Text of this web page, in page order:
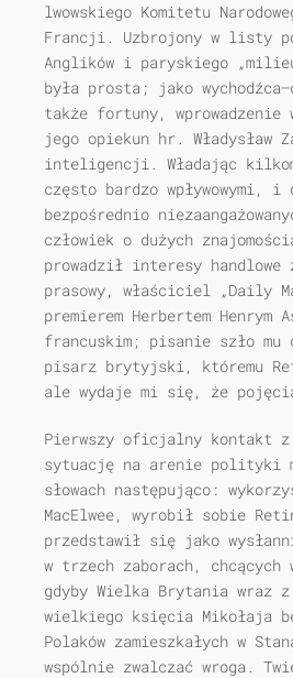
lwowskiego Komitetu
Francji. Uzbrojony w listy
Anglików i paryskiego
była prosta; jako
także fortuny, wprowadzenie
jego opiekun hr. Władysław
inteligencji. Władając
często bardzo wpływowymi,
bezpośrednio
człowiek o dużych
prowadził interesy
prasowy, właściciel „Daily
premierem Herbertem Henrym
francuskim; pisanie szło
pisarz brytyjski, któremu
ale wydaje mi się, że
Pierwszy oficjalny kontakt z
sytuację na arenie polityki
słowach następująco:
MacElwee, wyrobił sobie
przedstawił się jako
w trzech zaborach,
gdyby Wielka Brytania wraz
wielkiego księcia Mikołaja
Polaków zamieszkałych w
wspólnie zwalczać wroga.